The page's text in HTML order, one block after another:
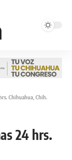
Chihuahua, Chih.
24 hrs.